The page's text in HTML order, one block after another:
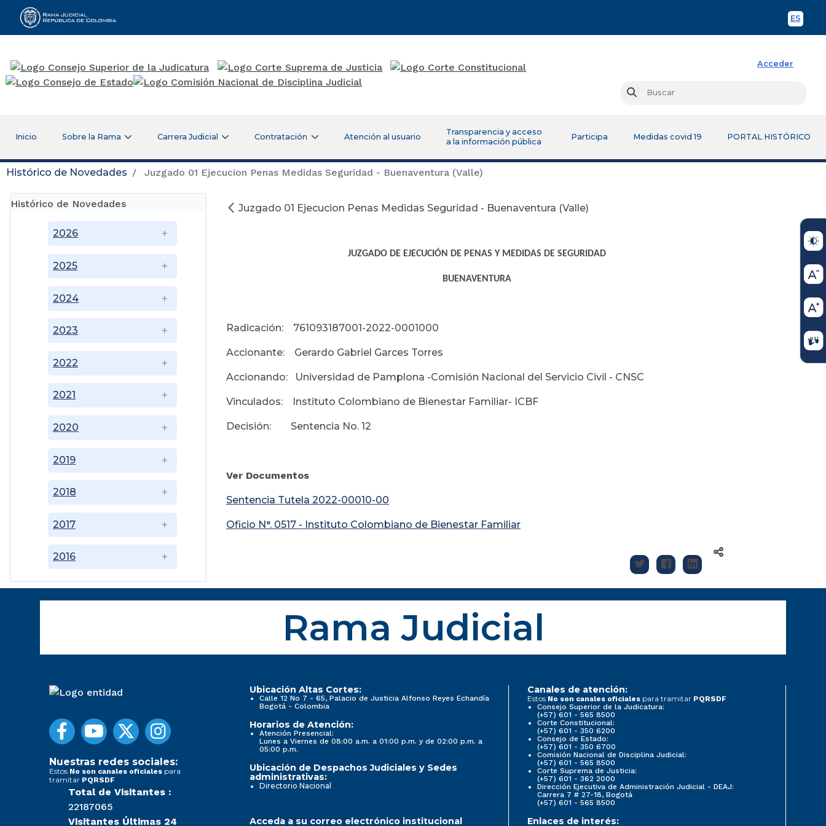
ES
Rama Judicial
Acceder
Buscar
Inicio Sobre la Rama Carrera Judicial Contratación Atención al usuario
Transparencia y acceso
a la información pública
Participa Medidas covid 19 PORTAL HISTÓRICO
Histórico de Novedades Juzgado 01 Ejecucion Penas Medidas Seguridad - Buenaventura (Valle)
Histórico de Novedades
2016
2017
2018
2019
2020
2021
2022
2023
2024
2025
2026
Juzgado 01 Ejecucion Penas Medidas Seguridad - Buenaventura (Valle)
JUZGADO DE EJECUCIÓN DE PENAS Y MEDIDAS DE SEGURIDAD
BUENAVENTURA
Radicación: 761093187001-2022-0001000
Accionante: Gerardo Gabriel Garces Torres
Accionando: Universidad de Pamplona -Comisión Nacional del Servicio Civil - CNSC
Vinculados: Instituto Colombiano de Bienestar Familiar- ICBF
Decisión: Sentencia No. 12
Ver Documentos
Sentencia Tutela 2022-00010-00
Oficio N°. 0517 - Instituto Colombiano de Bienestar Familiar
Rama Judicial
Nuestras redes sociales:
Estos No son canales oficiales para
tramitar PQRSDF
Total de Visitantes :
22187065
Visitantes Últimas 24
Ubicación Altas Cortes:
Calle 12 No 7 - 65, Palacio de Justicia Alfonso Reyes Echandía
Bogotá - Colombia
Horarios de Atención:
Atención Presencial:
Lunes a Viernes de 08:00 a.m. a 01:00 p.m. y de 02:00 p.m. a
05:00 p.m.
Ubicación de Despachos Judiciales y Sedes
administrativas:
Directorio Nacional
Canales de atención:
Estos No son canales oficiales para tramitar PQRSDF
Consejo Superior de la Judicatura:
(+57) 601 - 565 8500
Corte Constitucional:
(+57) 601 - 350 6200
Consejo de Estado:
(+57) 601 - 350 6700
Comisión Nacional de Disciplina Judicial:
(+57) 601 - 565 8500
Corte Suprema de Justicia:
(+57) 601 - 362 2000
Dirección Ejecutiva de Administración Judicial - DEAJ:
Carrera 7 # 27-18, Bogotá
(+57) 601 - 565 8500
Acceda a su correo electrónico institucional Enlaces de interés: